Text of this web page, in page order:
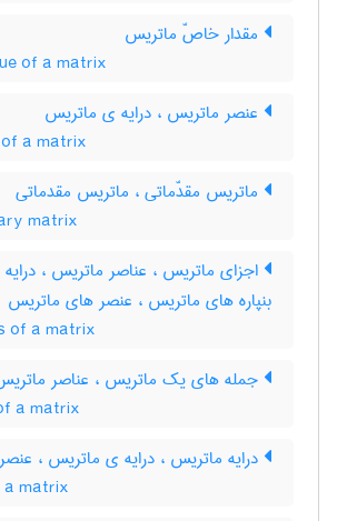
مقدار خاصّ ماتریس
of a matrix
عنصر ماتریس ، درایه ی ماتریس
a matrix
ماتریس مقدّماتی ، ماتریس مقدماتی
matrix
اجزای ماتریس ، عناصر ماتریس ،
بنپاره های ماتریس ، عنصر های ماتریس
of a matrix
جمله های یک ماتریس ، عناصر
a matrix
درایه ماتریس ، درایه ی ماتریس ،
matrix